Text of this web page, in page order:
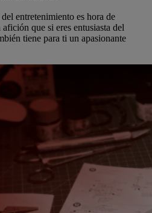
entretenimiento es hora de
que si eres entusiasta del
tiene para ti un apasionante